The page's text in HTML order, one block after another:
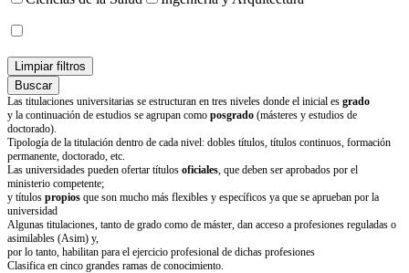
Limpiar filtros
Buscar
Las titulaciones universitarias se estructuran en tres niveles donde el inicial es grado
y la continuación de estudios se agrupan como posgrado (másteres y estudios de
doctorado).
Tipología de la titulación dentro de cada nivel: dobles títulos, títulos continuos, formación
permanente, doctorado, etc.
Las universidades pueden ofertar títulos oficiales, que deben ser aprobados por el
ministerio competente;
y títulos propios que son mucho más flexibles y específicos ya que se aprueban por la
universidad
Algunas titulaciones, tanto de grado como de máster, dan acceso a profesiones reguladas o
asimilables (Asim) y,
por lo tanto, habilitan para el ejercicio profesional de dichas profesiones
Clasifica en cinco grandes ramas de conocimiento.